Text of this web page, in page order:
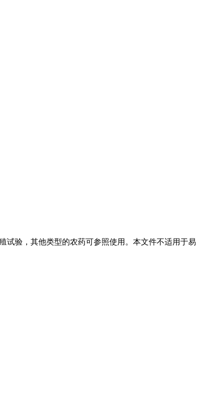
试验，其他类型的农药可参照使用。本文件不适用于易